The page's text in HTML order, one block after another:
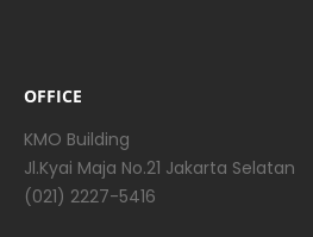
OFFICE
KMO Building
Jl.Kyai Maja No.21 Jakarta Selatan
(021) 2227-5416